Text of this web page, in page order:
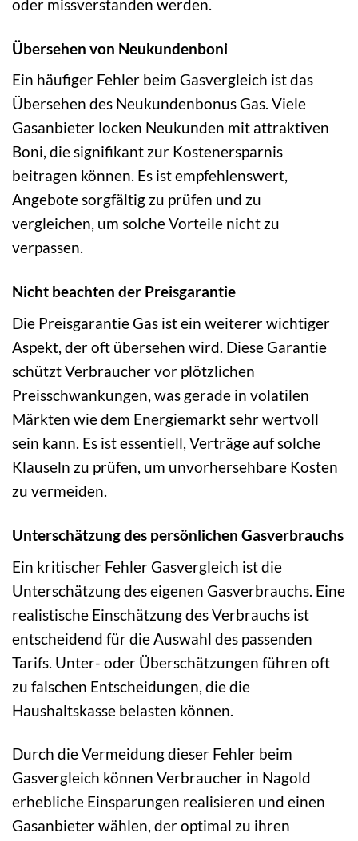
oder missverstanden werden.
Übersehen von Neukundenboni
Ein häufiger Fehler beim Gasvergleich ist das
Übersehen des Neukundenbonus Gas. Viele
Gasanbieter locken Neukunden mit attraktiven
Boni, die signifikant zur Kostenersparnis
beitragen können. Es ist empfehlenswert,
Angebote sorgfältig zu prüfen und zu
vergleichen, um solche Vorteile nicht zu
verpassen.
Nicht beachten der Preisgarantie
Die Preisgarantie Gas ist ein weiterer wichtiger
Aspekt, der oft übersehen wird. Diese Garantie
schützt Verbraucher vor plötzlichen
Preisschwankungen, was gerade in volatilen
Märkten wie dem Energiemarkt sehr wertvoll
sein kann. Es ist essentiell, Verträge auf solche
Klauseln zu prüfen, um unvorhersehbare Kosten
zu vermeiden.
Unterschätzung des persönlichen Gasverbrauchs
Ein kritischer Fehler Gasvergleich ist die
Unterschätzung des eigenen Gasverbrauchs. Eine
realistische Einschätzung des Verbrauchs ist
entscheidend für die Auswahl des passenden
Tarifs. Unter- oder Überschätzungen führen oft
zu falschen Entscheidungen, die die
Haushaltskasse belasten können.
Durch die Vermeidung dieser Fehler beim
Gasvergleich können Verbraucher in Nagold
erhebliche Einsparungen realisieren und einen
Gasanbieter wählen, der optimal zu ihren